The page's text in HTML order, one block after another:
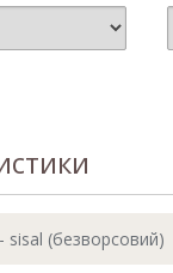
sisal (безворсовий)